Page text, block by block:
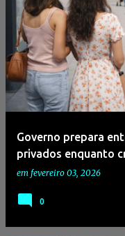
Governo prepara
privados enquanto
em fevereiro 03, 2026
0